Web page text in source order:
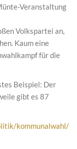
Veranstaltung
Volkspartei an,
Kaum eine
für die
Beispiel: Der
gibt es 87
kommunalwahl/